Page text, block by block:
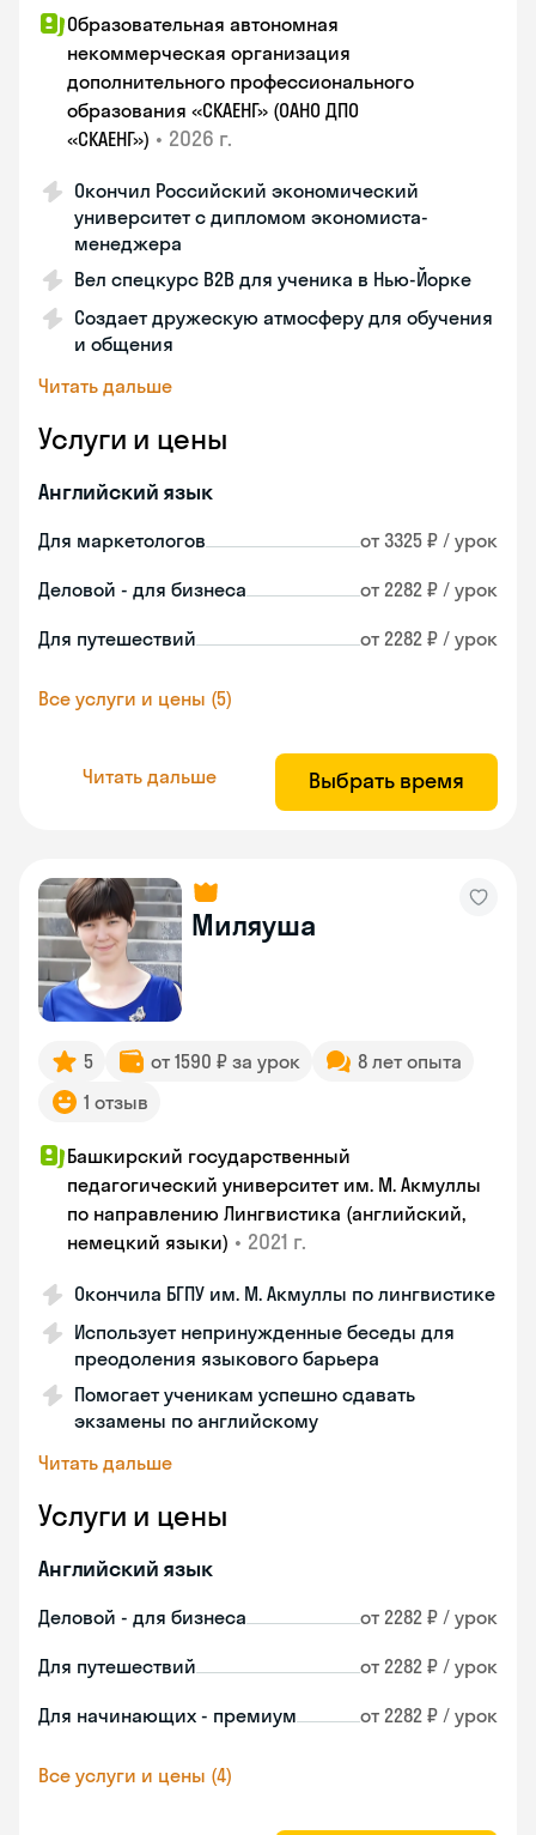
Образовательная автономная
некоммерческая организация
дополнительного профессионального
образования «СКАЕНГ» (ОАНО ДПО
«СКАЕНГ») • 2026 г.
Окончил Российский экономический
университет с дипломом экономиста-
менеджера
Вел спецкурс B2B для ученика в Нью-Йорке
Создает дружескую атмосферу для обучения
и общения
Читать дальше
Услуги и цены
Английский язык
Для маркетологов от 3325 ₽ / урок
Деловой - для бизнеса от 2282 ₽ / урок
Для путешествий от 2282 ₽ / урок
Все услуги и цены (5)
Читать дальше Выбрать время
Миляуша
5 от 1590 ₽ за урок
8 лет опыта
1 отзыв
Башкирский государственный
педагогический университет им. М. Акмуллы
по направлению Лингвистика (английский,
немецкий языки) • 2021 г.
Окончила БГПУ им. М. Акмуллы по лингвистике
Использует непринужденные беседы для
преодоления языкового барьера
Помогает ученикам успешно сдавать
экзамены по английскому
Читать дальше
Услуги и цены
Английский язык
Деловой - для бизнеса от 2282 ₽ / урок
Для путешествий от 2282 ₽ / урок
Для начинающих - премиум от 2282 ₽ / урок
Все услуги и цены (4)